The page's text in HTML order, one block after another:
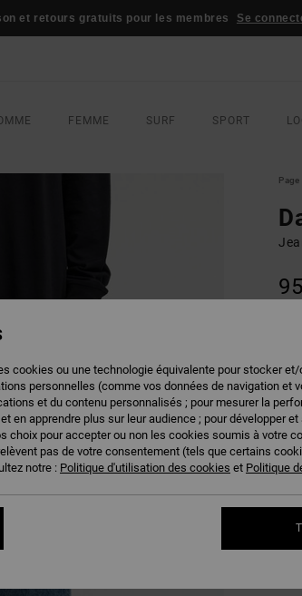
et retours gratuits pour les membres Se
FEMME SURF SPORT
Page
cookies ou une technologie équivalente pour stocker et/
personnelles (comme vos données de navigation et
et du contenu personnalisés ; pour mesurer la
en apprendre plus sur leur audience ; pour développer
choix pour accepter ou non les cookies soumis à votre
pas de votre consentement (tels que certains
notre : Politique d'utilisation des cookies et Politique